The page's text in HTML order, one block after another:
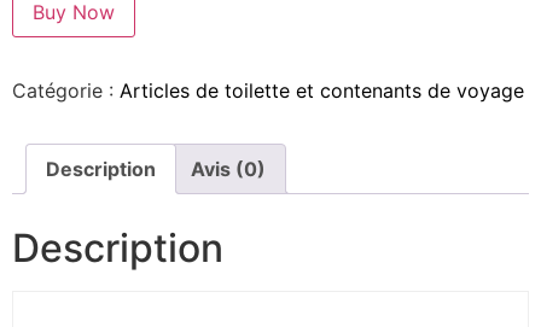
Buy Now
Catégorie : Articles de toilette et contenants de voyage
Description Avis (0)
Description